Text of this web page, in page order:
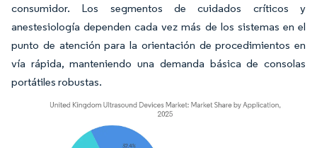
consumidor. Los segmentos de cuidados críticos y
anestesiología dependen cada vez más de los sistemas en el
punto de atención para la orientación de procedimientos en
vía rápida, manteniendo una demanda básica de consolas
portátiles robustas.